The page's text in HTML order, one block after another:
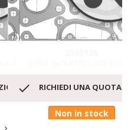
 RICHIEDI UNA
Non in stock